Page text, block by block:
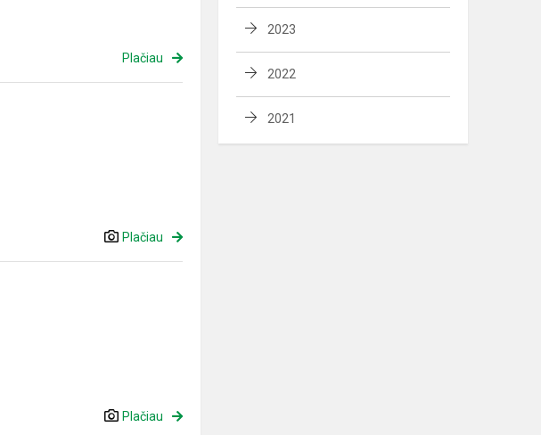
Plačiau
Plačiau
Plačiau
2023
2022
2021